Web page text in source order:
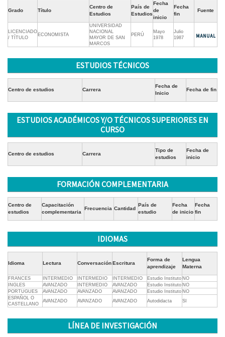
Grado Título
Centro de
Estudios
País de
Estudios
Fecha
de
inicio
Fecha
fin
Fuente
LICENCIADO
/ TÍTULO
ECONOMISTA
UNIVERSIDAD
NACIONAL
MAYOR DE SAN
MARCOS
PERÚ
Mayo
1978
Julio
1987
ESTUDIOS TÉCNICOS
Centro de estudios Carrera
Fecha de
Inicio
Fecha de fin
ESTUDIOS ACADÉMICOS Y/O TÉCNICOS SUPERIORES EN
CURSO
Centro de estudios Carrera
Tipo de
estudios
Fecha de
inicio
FORMACIÓN COMPLEMENTARIA
Centro de
estudios
Capacitación
complementaria
Frecuencia Cantidad
País de
estudio
Fecha
de inicio
Fecha
fin
IDIOMAS
Idioma Lectura ConversaciónEscritura
Forma de
aprendizaje
Lengua
Materna
FRANCES INTERMEDIO INTERMEDIO INTERMEDIO Estudio Instituto NO
INGLES
AVANZADO INTERMEDIO AVANZADO Estudio Instituto NO
PORTUGUES
AVANZADO AVANZADO AVANZADO Estudio Instituto NO
ESPAÑOL O
CASTELLANO
AVANZADO AVANZADO AVANZADO Autodidacta SI
LÍNEA DE INVESTIGACIÓN